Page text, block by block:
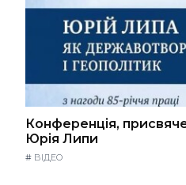
Конференція,
Юрія Липи
# ВІДЕО